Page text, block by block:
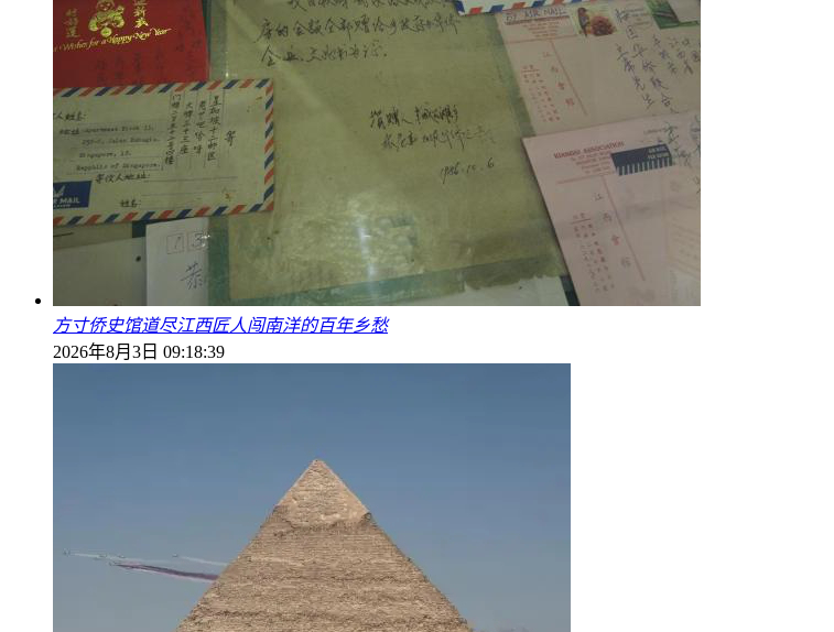
方寸侨史馆道尽江西匠人闯南洋的百年乡愁
2026年8月3日 09:18:39